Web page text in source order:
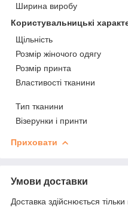
Ширина виробу
Користувальницькі
Щільність
Розмір жіночого одягу
Розмір принта
Властивості тканини
Тип тканини
Візерунки і принти
Приховати
Умови доставки
Доставка здійснюється